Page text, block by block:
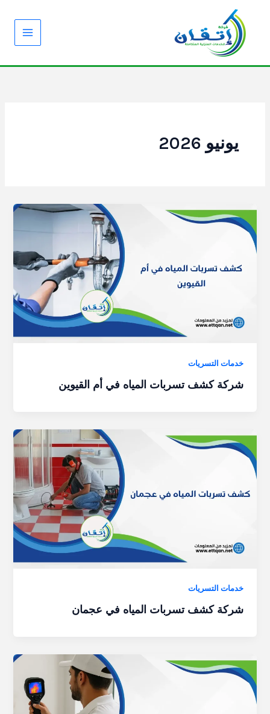
المحتوى
يونيو 2026
خدمات التسريات
شركة كشف تسربات المياه في أم القيوين
خدمات التسريات
شركة كشف تسربات المياه في عجمان